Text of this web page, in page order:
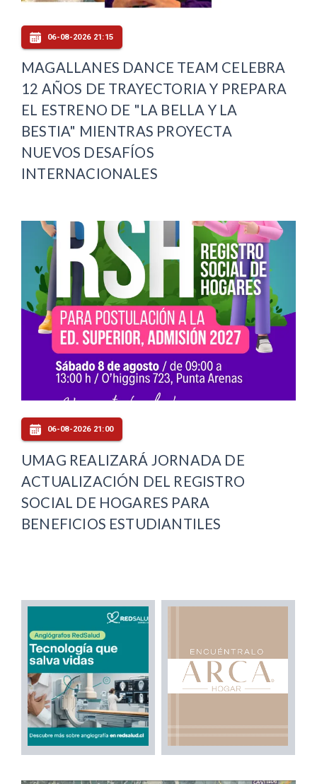
06-08-2026 21:15
MAGALLANES DANCE TEAM CELEBRA
12 AÑOS DE TRAYECTORIA Y PREPARA
EL ESTRENO DE "LA BELLA Y LA
BESTIA" MIENTRAS PROYECTA
NUEVOS DESAFÍOS
INTERNACIONALES
06-08-2026 21:00
UMAG REALIZARÁ JORNADA DE
ACTUALIZACIÓN DEL REGISTRO
SOCIAL DE HOGARES PARA
BENEFICIOS ESTUDIANTILES